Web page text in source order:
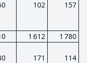
102 157
1 612
1 780
171 114